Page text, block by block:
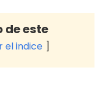
de este
el indice